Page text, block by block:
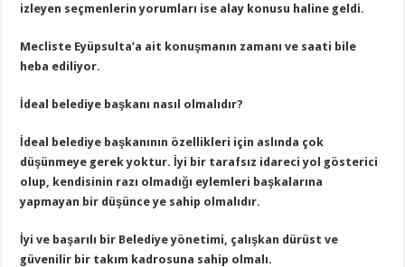
izleyen seçmenlerin yorumları ise alay konusu haline geldi.
Mecliste Eyüpsulta’a ait konuşmanın zamanı ve saati bile
heba ediliyor.
İdeal belediye başkanı nasıl olmalıdır?
İdeal belediye başkanının özellikleri için aslında çok
düşünmeye gerek yoktur. İyi bir tarafsız idareci yol gösterici
olup, kendisinin razı olmadığı eylemleri başkalarına
yapmayan bir düşünce ye sahip olmalıdır.
İyi ve başarılı bir Belediye yönetimi, çalışkan dürüst ve
güvenilir bir takım kadrosuna sahip olmalı.